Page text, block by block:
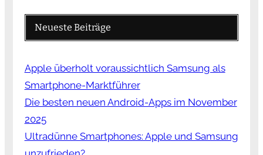
Neueste Beiträge
Apple überholt voraussichtlich Samsung als
Smartphone-Marktführer
Die besten neuen Android-Apps im November
2025
Ultradünne Smartphones: Apple und Samsung